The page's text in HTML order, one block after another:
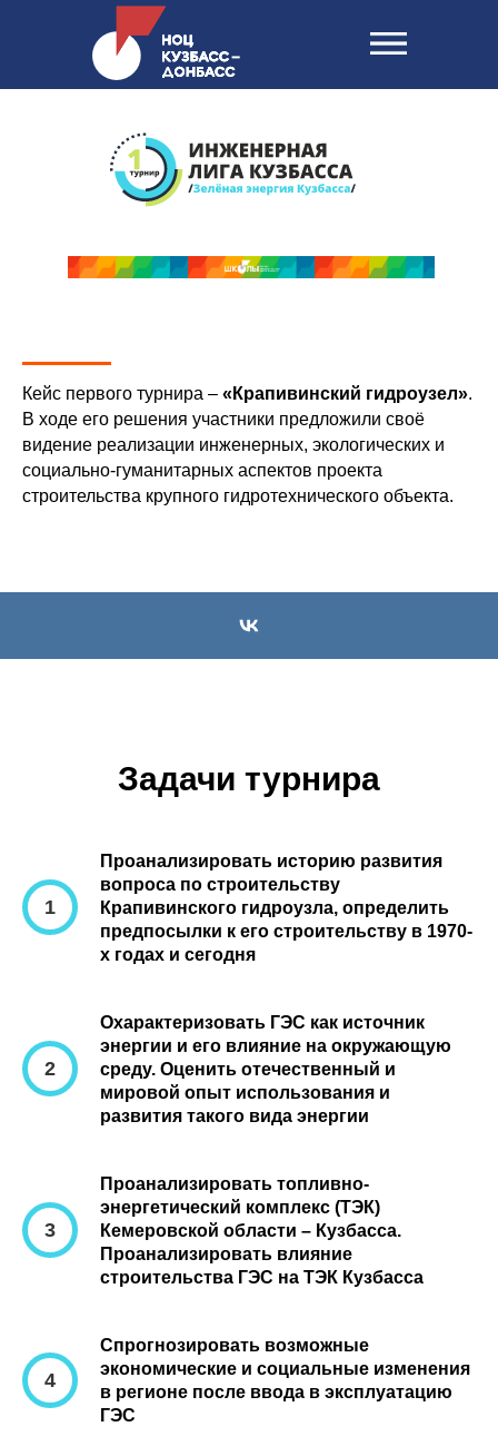
Кейс первого турнира – «Крапивинский гидроузел».
В ходе его решения участники предложили своё
видение реализации инженерных, экологических и
социально-гуманитарных аспектов проекта
строительства крупного гидротехнического объекта.
Задачи турнира
Проанализировать историю развития
вопроса по строительству
Крапивинского гидроузла, определить
предпосылки к его строительству в 1970-
х годах и сегодня
Охарактеризовать ГЭС как источник
энергии и его влияние на окружающую
среду. Оценить отечественный и
мировой опыт использования и
развития такого вида энергии
Проанализировать топливно-
энергетический комплекс (ТЭК)
Кемеровской области – Кузбасса.
Проанализировать влияние
строительства ГЭС на ТЭК Кузбасса
Спрогнозировать возможные
экономические и социальные изменения
в регионе после ввода в эксплуатацию
ГЭС